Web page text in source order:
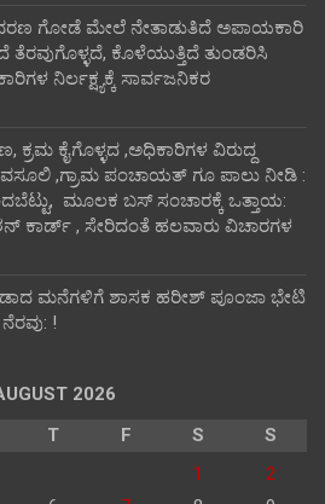
ಆವರಣ ಗೋಡೆ ಮೇಲೆ ನೇತಾಡುತಿದೆ ಅಪಾಯಕಾರಿ
ಕೊಳೆಯುತ್ತಿದೆ ತುಂಡರಿಸಿ
ನಿರ್ಲಕ್ಷ್ಯಕ್ಕೆ ಸಾರ್ವಜನಿಕರ
ಕ್ರಮ ಕೈಗೊಳ್ಳದ ,ಅಧಿಕಾರಿಗಳ ವಿರುದ್ದ
ವಸೂಲಿ ,ಗ್ರಾಮ ಪಂಚಾಯತ್ ಗೂ ಪಾಲು ನೀಡಿ :
ಮೂಲಕ ಬಸ್ ಸಂಚಾರಕ್ಕೆ ಒತ್ತಾಯ:
ಕಾರ್ಡ್ , ಸೇರಿದಂತೆ ಹಲವಾರು ವಿಚಾರಗಳ
ಮನೆಗಳಿಗೆ ಶಾಸಕ ಹರೀಶ್ ಪೂಂಜಾ ಭೇಟಿ
!
2026
T F S
S
1
2